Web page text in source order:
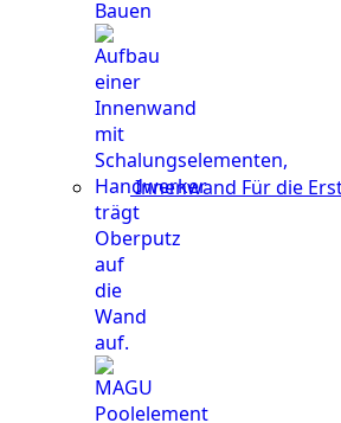
Innenwand Für die